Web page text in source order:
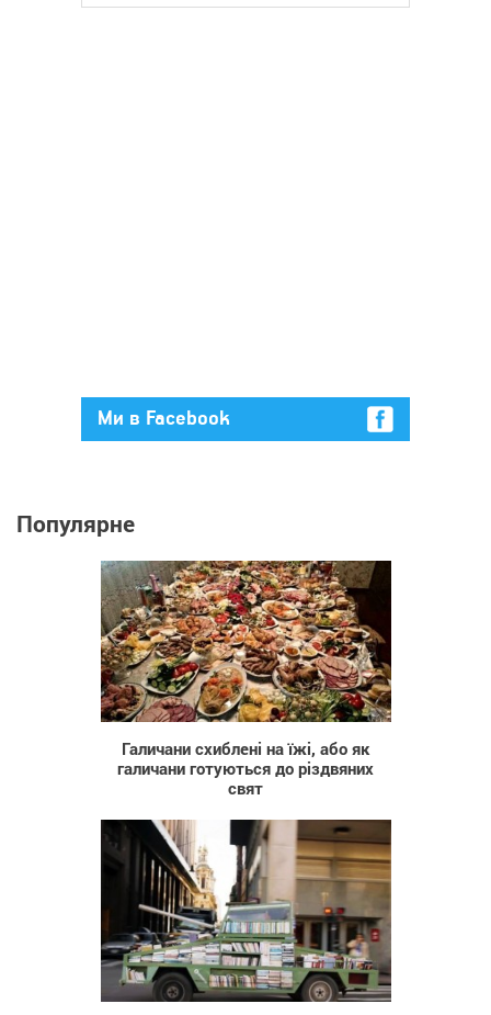
Ми в Facebook
Популярне
1 668
Галичани схиблені на їжі, або як
галичани готуються до різдвяних
свят
867